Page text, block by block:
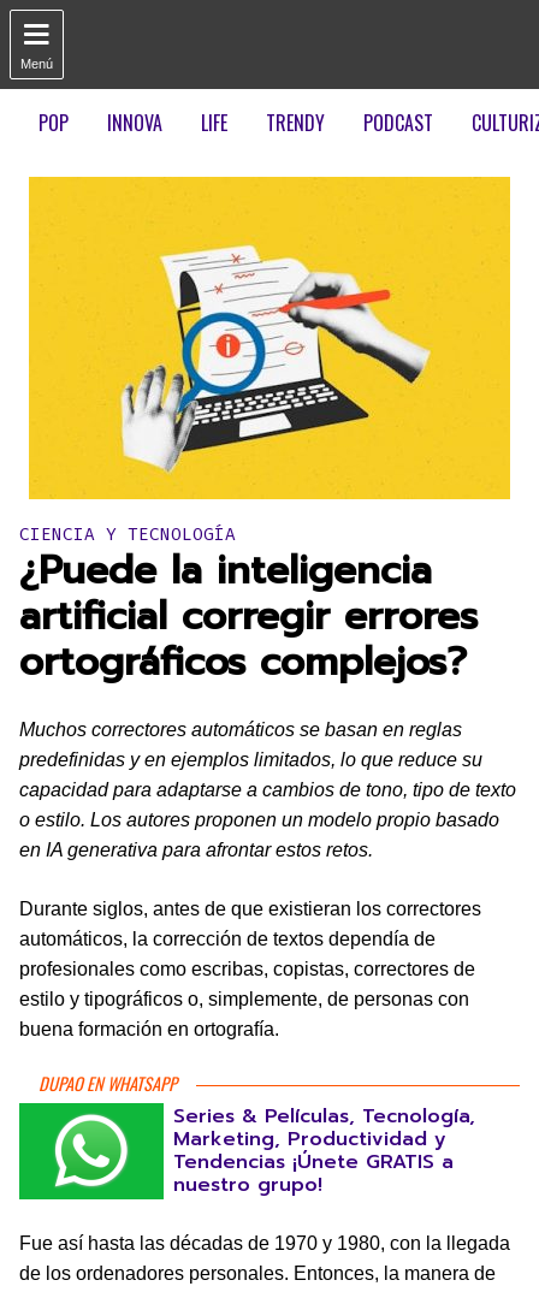

Menú
POP INNOVA LIFE TRENDY PODCAST
Publicado en:
CIENCIA Y TECNOLOGÍA
¿Puede la inteligencia
artificial corregir errores
ortográficos complejos?
Muchos correctores automáticos se basan en reglas
predefinidas y en ejemplos limitados, lo que reduce su
capacidad para adaptarse a cambios de tono, tipo de texto
o estilo. Los autores proponen un modelo propio basado
en IA generativa para afrontar estos retos.
Durante siglos, antes de que existieran los correctores
automáticos, la corrección de textos dependía de
profesionales como escribas, copistas, correctores de
estilo y tipográficos o, simplemente, de personas con
buena formación en ortografía.
DUPAO EN WHATSAPP
Series & Películas, Tecnología,
Marketing, Productividad y
Tendencias ¡Únete GRATIS a
nuestro grupo!
Fue así hasta las décadas de 1970 y 1980, con la llegada
de los ordenadores personales. Entonces, la manera de